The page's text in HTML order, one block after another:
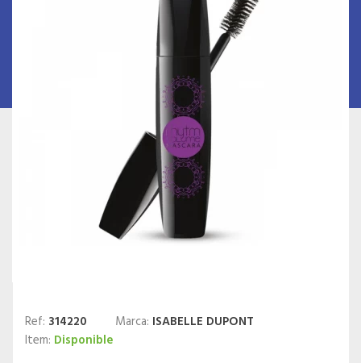
Ref: 314220 Marca: ISABELLE DUPONT
Item: Disponible